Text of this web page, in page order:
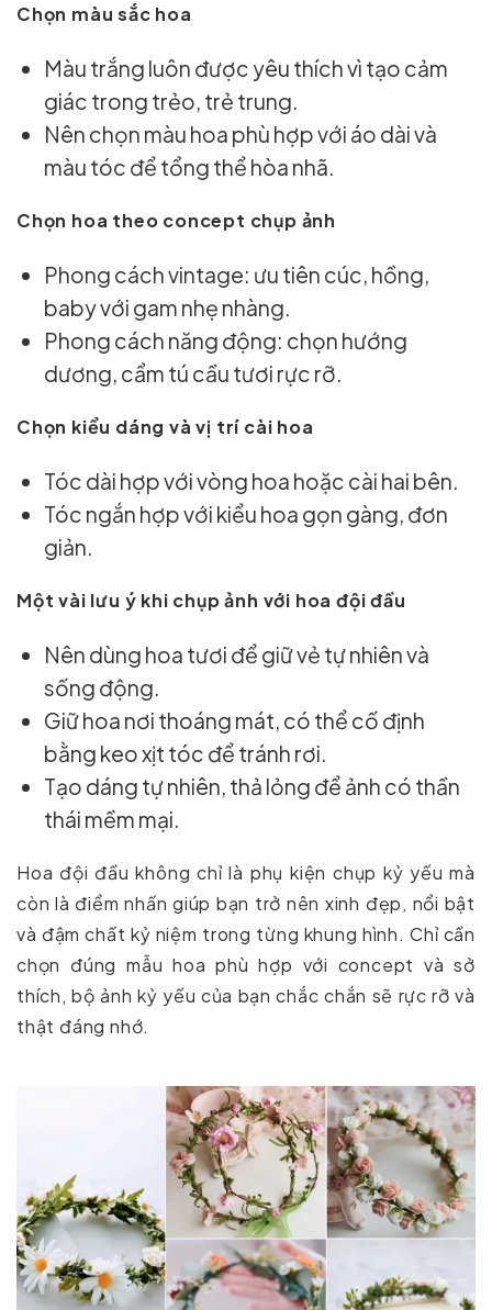
Chọn màu sắc hoa
Màu trắng luôn được yêu thích vì tạo cảm
giác trong trẻo, trẻ trung.
Nên chọn màu hoa phù hợp với áo dài và
màu tóc để tổng thể hòa nhã.
Chọn hoa theo concept chụp ảnh
Phong cách vintage: ưu tiên cúc, hồng,
baby với gam nhẹ nhàng.
Phong cách năng động: chọn hướng
dương, cẩm tú cầu tươi rực rỡ.
Chọn kiểu dáng và vị trí cài hoa
Tóc dài hợp với vòng hoa hoặc cài hai bên.
Tóc ngắn hợp với kiểu hoa gọn gàng, đơn
giản.
Một vài lưu ý khi chụp ảnh với hoa đội đầu
Nên dùng hoa tươi để giữ vẻ tự nhiên và
sống động.
Giữ hoa nơi thoáng mát, có thể cố định
bằng keo xịt tóc để tránh rơi.
Tạo dáng tự nhiên, thả lỏng để ảnh có thần
thái mềm mại.
Hoa đội đầu không chỉ là phụ kiện chụp kỷ yếu mà
còn là điểm nhấn giúp bạn trở nên xinh đẹp, nổi bật
và đậm chất kỷ niệm trong từng khung hình. Chỉ cần
chọn đúng mẫu hoa phù hợp với concept và sở
thích, bộ ảnh kỷ yếu của bạn chắc chắn sẽ rực rỡ và
thật đáng nhớ.